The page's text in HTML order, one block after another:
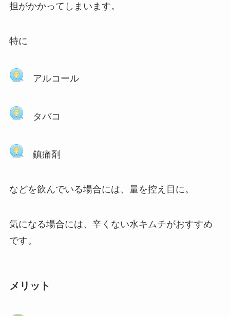
担がかかってしまいます。
特に
アルコール
タバコ
鎮痛剤
などを飲んでいる場合には、量を控え目に。
気になる場合には、辛くない水キムチがおすすめ
です。
メリット